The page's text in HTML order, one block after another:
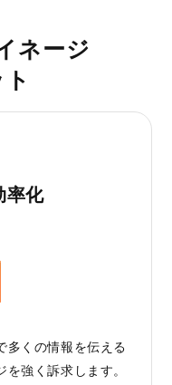
ネージ
率化
多くの情報を伝える
強く訴求します。